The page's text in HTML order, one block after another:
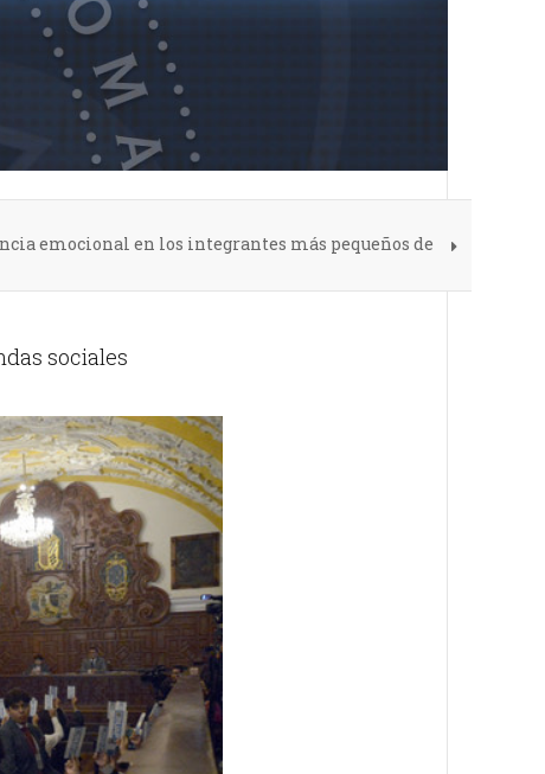
emocional en los integrantes más pequeños de
sociales